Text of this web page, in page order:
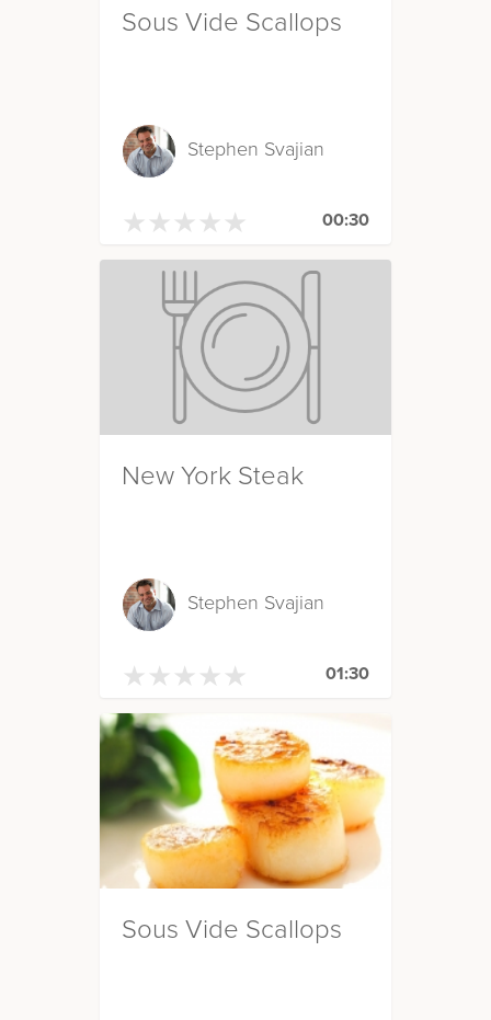
Sous Vide Scallops
Stephen Svajian
★ ★ ★ ★ ★
★ ★ ★ ★ ★ 00:30
New York Steak
Stephen Svajian
★ ★ ★ ★ ★
★ ★ ★ ★ ★ 01:30
Sous Vide Scallops